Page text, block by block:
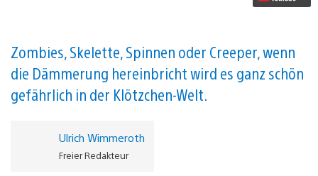
der
neuen
Welt
Video
abspielen
Zombies, Skelette, Spinnen oder Creeper, wenn
die Dämmerung hereinbricht wird es ganz schön
gefährlich in der Klötzchen-Welt.
Ulrich Wimmeroth
Freier Redakteur